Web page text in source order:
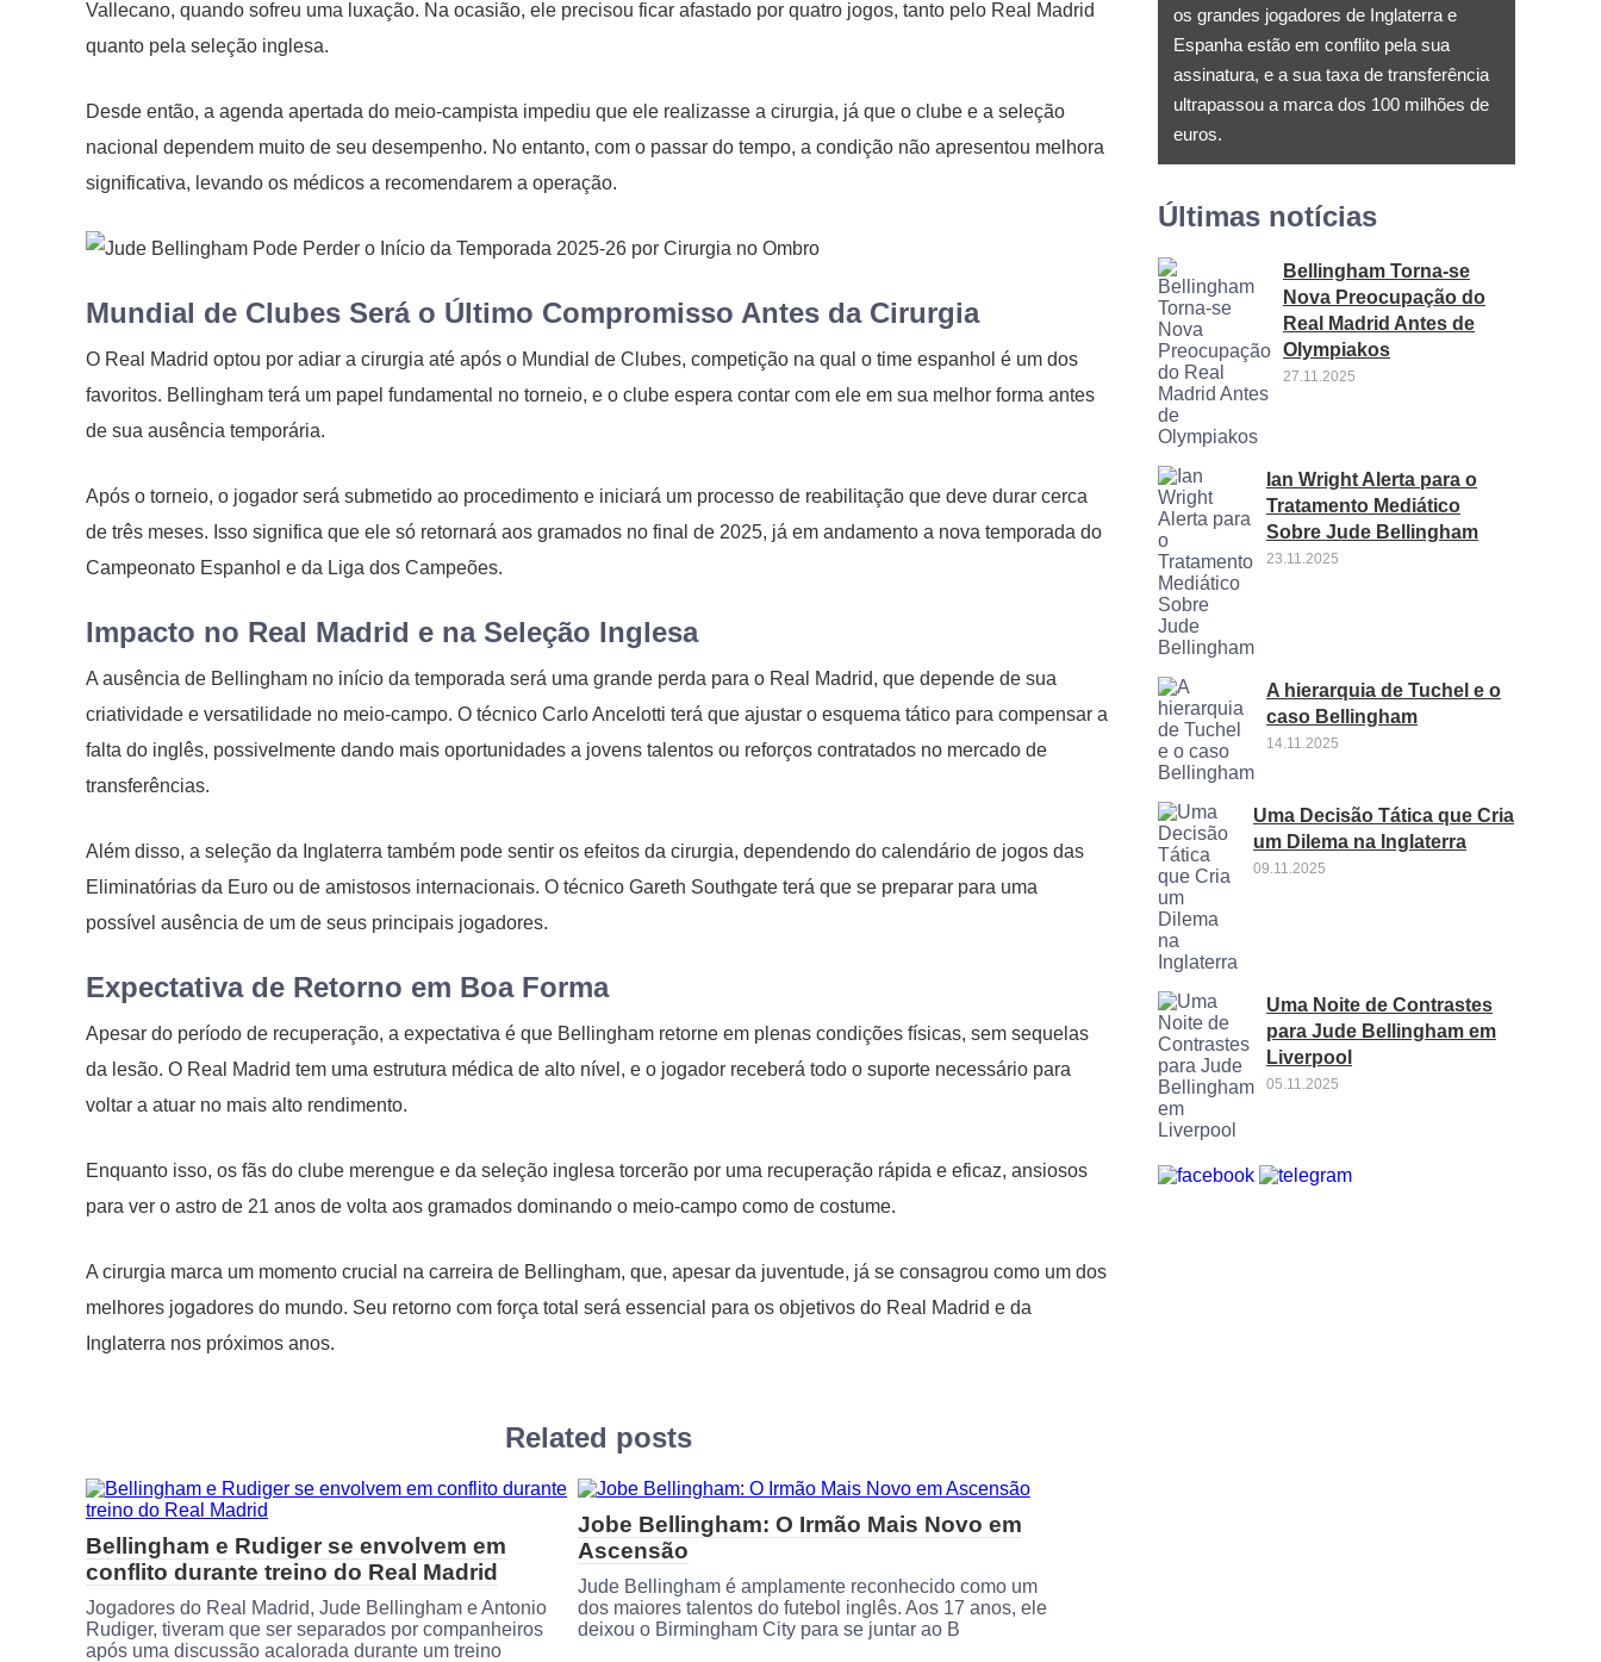
Vallecano, quando sofreu uma luxação. Na ocasião, ele precisou ficar afastado por quatro jogos, tanto pelo Real Madrid
quanto pela seleção inglesa.
Desde então, a agenda apertada do meio-campista impediu que ele realizasse a cirurgia, já que o clube e a seleção
nacional dependem muito de seu desempenho. No entanto, com o passar do tempo, a condição não apresentou melhora
significativa, levando os médicos a recomendarem a operação.
Mundial de Clubes Será o Último Compromisso Antes da Cirurgia
O Real Madrid optou por adiar a cirurgia até após o Mundial de Clubes, competição na qual o time espanhol é um dos
favoritos. Bellingham terá um papel fundamental no torneio, e o clube espera contar com ele em sua melhor forma antes
de sua ausência temporária.
Após o torneio, o jogador será submetido ao procedimento e iniciará um processo de reabilitação que deve durar cerca
de três meses. Isso significa que ele só retornará aos gramados no final de 2025, já em andamento a nova temporada do
Campeonato Espanhol e da Liga dos Campeões.
Impacto no Real Madrid e na Seleção Inglesa
A ausência de Bellingham no início da temporada será uma grande perda para o Real Madrid, que depende de sua
criatividade e versatilidade no meio-campo. O técnico Carlo Ancelotti terá que ajustar o esquema tático para compensar a
falta do inglês, possivelmente dando mais oportunidades a jovens talentos ou reforços contratados no mercado de
transferências.
Além disso, a seleção da Inglaterra também pode sentir os efeitos da cirurgia, dependendo do calendário de jogos das
Eliminatórias da Euro ou de amistosos internacionais. O técnico Gareth Southgate terá que se preparar para uma
possível ausência de um de seus principais jogadores.
Expectativa de Retorno em Boa Forma
Apesar do período de recuperação, a expectativa é que Bellingham retorne em plenas condições físicas, sem sequelas
da lesão. O Real Madrid tem uma estrutura médica de alto nível, e o jogador receberá todo o suporte necessário para
voltar a atuar no mais alto rendimento.
Enquanto isso, os fãs do clube merengue e da seleção inglesa torcerão por uma recuperação rápida e eficaz, ansiosos
para ver o astro de 21 anos de volta aos gramados dominando o meio-campo como de costume.
A cirurgia marca um momento crucial na carreira de Bellingham, que, apesar da juventude, já se consagrou como um dos
melhores jogadores do mundo. Seu retorno com força total será essencial para os objetivos do Real Madrid e da
Inglaterra nos próximos anos.
Related posts
Bellingham e Rudiger se envolvem em
conflito durante treino do Real Madrid
Jogadores do Real Madrid, Jude Bellingham e Antonio
Rudiger, tiveram que ser separados por companheiros
após uma discussão acalorada durante um treino
Jobe Bellingham: O Irmão Mais Novo em
Ascensão
Jude Bellingham é amplamente reconhecido como um
dos maiores talentos do futebol inglês. Aos 17 anos, ele
deixou o Birmingham City para se juntar ao B
os grandes jogadores de Inglaterra e
Espanha estão em conflito pela sua
assinatura, e a sua taxa de transferência
ultrapassou a marca dos 100 milhões de
euros.
Últimas notícias
Bellingham Torna-se
Nova Preocupação do
Real Madrid Antes de
Olympiakos
27.11.2025
Ian Wright Alerta para o
Tratamento Mediático
Sobre Jude Bellingham
23.11.2025
A hierarquia de Tuchel e o
caso Bellingham
14.11.2025
Uma Decisão Tática que Cria
um Dilema na Inglaterra
09.11.2025
Uma Noite de Contrastes
para Jude Bellingham em
Liverpool
05.11.2025